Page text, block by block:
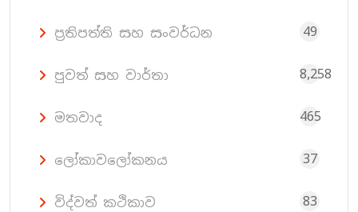
ප්‍රතිපත්ති සහ සංවර්ධන 49
පුවත් සහ වාර්තා 8,258
මතවාද 465
ලෝකාවලෝකනය 37
විද්වත් කථිකාව 83